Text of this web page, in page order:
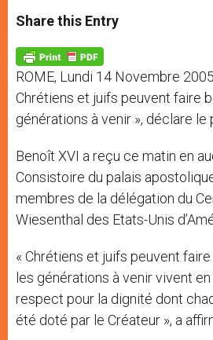
t
s
p
p
s
e
g
e
r
e
b
o
k
Share this Entry
ROME, Lundi 14 Novembre
Chrétiens et juifs peuvent faire
générations à venir », déclare le
Benoît XVI a reçu ce matin en
Consistoire du palais
membres de la délégation du
Wiesenthal des Etats-Unis
« Chrétiens et juifs peuvent
les générations à venir vivent
respect pour la dignité dont
été doté par le Créateur », a